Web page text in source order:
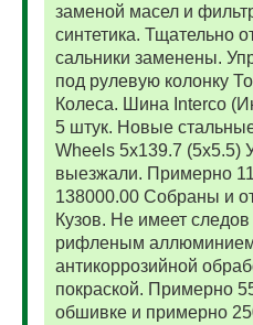
заменой масел и
синтетика. Тщательно
сальники заменены.
под рулевую колонку
Колеса. Шина Interco
5 штук. Новые
Wheels 5x139.7 (5x5.5)
выезжали. Примерно
138000.00 Собраны и
Кузов. Не имеет
рифленым
антикоррозийной
покраской. Примерно
обшивке и примерно